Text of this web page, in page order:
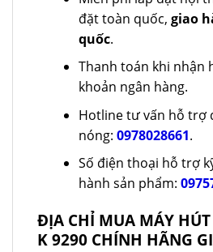
đặt toàn quốc, giao
quốc.
Thanh toán khi nhận
khoản ngân hàng.
Hotline tư vấn hỗ trợ
nóng: 0978028661.
Số điện thoại hỗ trợ
hành sản phẩm:
ĐỊA CHỈ MUA MÁY
K 9290 CHÍNH HÃNG